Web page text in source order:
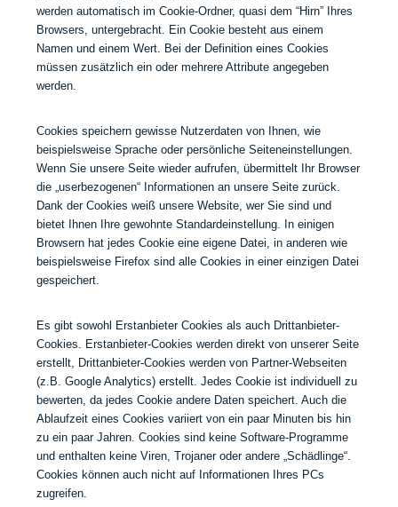
werden automatisch im Cookie-Ordner, quasi dem “Hirn” Ihres
Browsers, untergebracht. Ein Cookie besteht aus einem
Namen und einem Wert. Bei der Definition eines Cookies
müssen zusätzlich ein oder mehrere Attribute angegeben
werden.
Cookies speichern gewisse Nutzerdaten von Ihnen, wie
beispielsweise Sprache oder persönliche Seiteneinstellungen.
Wenn Sie unsere Seite wieder aufrufen, übermittelt Ihr Browser
die „userbezogenen“ Informationen an unsere Seite zurück.
Dank der Cookies weiß unsere Website, wer Sie sind und
bietet Ihnen Ihre gewohnte Standardeinstellung. In einigen
Browsern hat jedes Cookie eine eigene Datei, in anderen wie
beispielsweise Firefox sind alle Cookies in einer einzigen Datei
gespeichert.
Es gibt sowohl Erstanbieter Cookies als auch Drittanbieter-
Cookies. Erstanbieter-Cookies werden direkt von unserer Seite
erstellt, Drittanbieter-Cookies werden von Partner-Webseiten
(z.B. Google Analytics) erstellt. Jedes Cookie ist individuell zu
bewerten, da jedes Cookie andere Daten speichert. Auch die
Ablaufzeit eines Cookies variiert von ein paar Minuten bis hin
zu ein paar Jahren. Cookies sind keine Software-Programme
und enthalten keine Viren, Trojaner oder andere „Schädlinge“.
Cookies können auch nicht auf Informationen Ihres PCs
zugreifen.